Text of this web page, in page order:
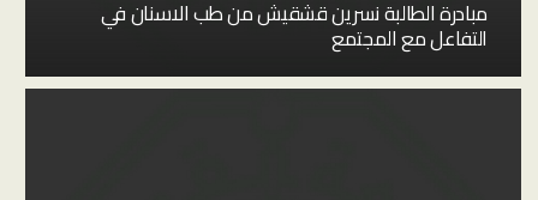
مبادرة الطالبة نسرين قشقيش من طب الاسنان في
التفاعل مع المجتمع